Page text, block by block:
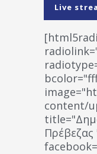
Live
content/
Πρέβεζας